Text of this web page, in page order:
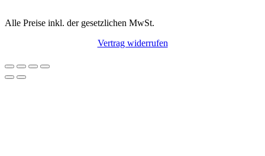
Alle Preise inkl. der gesetzlichen MwSt.
Vertrag widerrufen